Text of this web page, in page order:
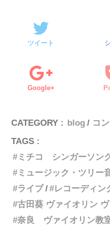
ツイート
Google+
CATEGORY : blog
コ
TAGS :
ミチコ シンガーソン
ミュージック・ツリー
ライブ
レコーディン
古田葵 ヴァイオリン
奈良 ヴァイオリン教